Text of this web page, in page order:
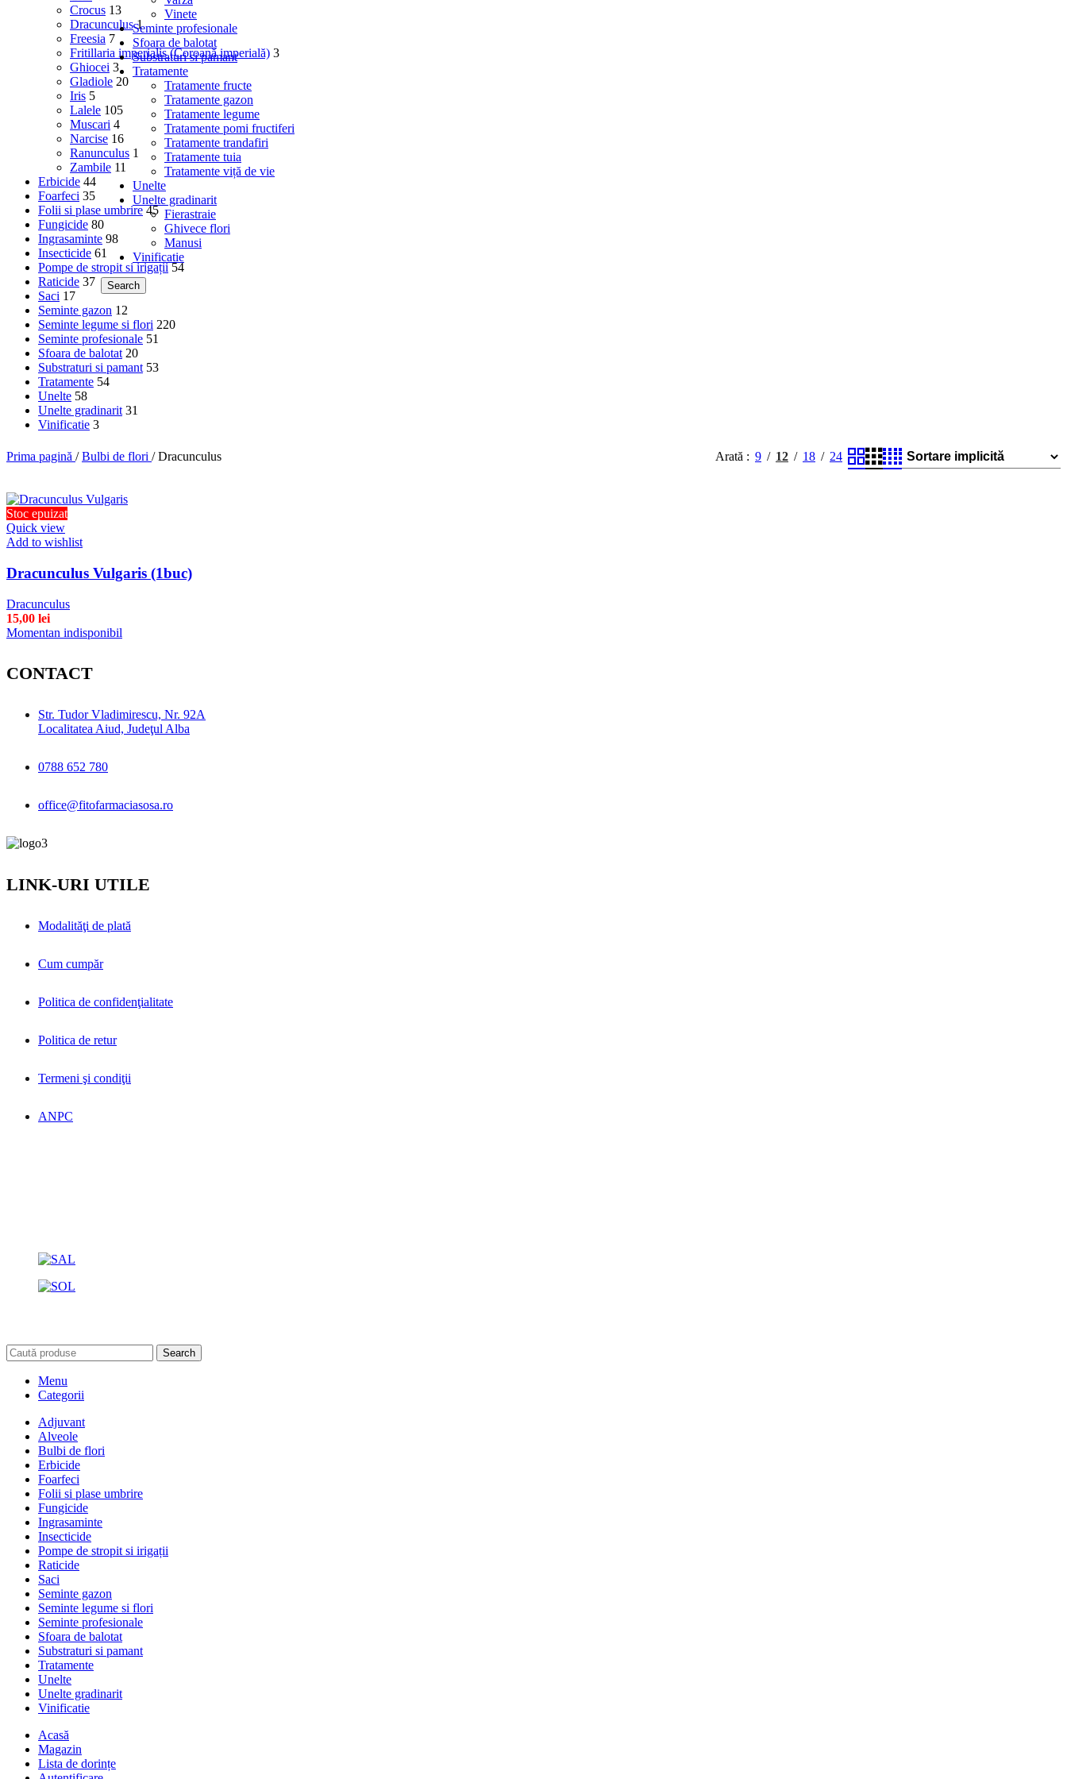
Vinete
Seminte profesionale
Sfoara de balotat
Substraturi si pamant
Tratamente
Tratamente fructe
Tratamente gazon
Tratamente legume
Tratamente pomi fructiferi
Tratamente trandafiri
Tratamente tuia
Tratamente viță de vie
Unelte
Unelte gradinarit
Fierastraie
Ghivece flori
Manusi
Vinificatie
Search
Crocus 13
Dracunculus 1
Freesia 7
Fritillaria imperialis (Coroană imperială) 3
Ghiocei 3
Gladiole 20
Iris 5
Lalele 105
Muscari 4
Narcise 16
Ranunculus 1
Zambile 11
Erbicide 44
Foarfeci 35
Folii si plase umbrire 45
Fungicide 80
Ingrasaminte 98
Insecticide 61
Pompe de stropit si irigații 54
Raticide 37
Saci 17
Seminte gazon 12
Seminte legume si flori 220
Seminte profesionale 51
Sfoara de balotat 20
Substraturi si pamant 53
Tratamente 54
Unelte 58
Unelte gradinarit 31
Vinificatie 3
Prima pagină / Bulbi de flori / Dracunculus Arată 9 12 18 24
Stoc epuizat
Quick view
Add to wishlist
Dracunculus Vulgaris (1buc)
Dracunculus
15,00 lei
Momentan indisponibil
CONTACT
Str. Tudor Vladimirescu, Nr. 92A
Localitatea Aiud, Judeţul Alba
0788 652 780
office@fitofarmaciasosa.ro
LINK-URI UTILE
Modalităţi de plată
Cum cumpăr
Politica de confidenţialitate
Politica de retur
Termeni şi condiţii
ANPC
Search
Menu
Categorii
Adjuvant
Alveole
Bulbi de flori
Erbicide
Foarfeci
Folii si plase umbrire
Fungicide
Ingrasaminte
Insecticide
Pompe de stropit si irigații
Raticide
Saci
Seminte gazon
Seminte legume si flori
Seminte profesionale
Sfoara de balotat
Substraturi si pamant
Tratamente
Unelte
Unelte gradinarit
Vinificatie
Acasă
Magazin
Lista de dorințe